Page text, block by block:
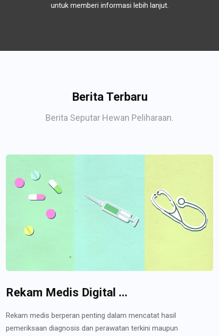
untuk memberi informasi lebih lanjut.
Berita Terbaru
Berita Seputar Hewan Peliharaan.
Rekam Medis Digital ...
Rekam medis berperan penting dalam mencatat hasil
pemeriksaan diagnosis dan perawatan terkini maupun